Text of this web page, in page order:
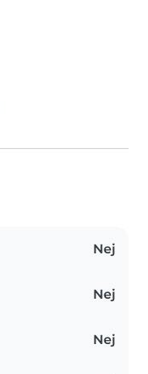
Nej
Nej
Nej